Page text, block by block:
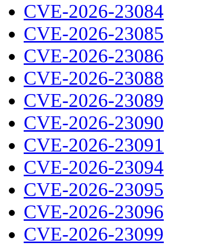
CVE-2026-23084
CVE-2026-23085
CVE-2026-23086
CVE-2026-23088
CVE-2026-23089
CVE-2026-23090
CVE-2026-23091
CVE-2026-23094
CVE-2026-23095
CVE-2026-23096
CVE-2026-23099